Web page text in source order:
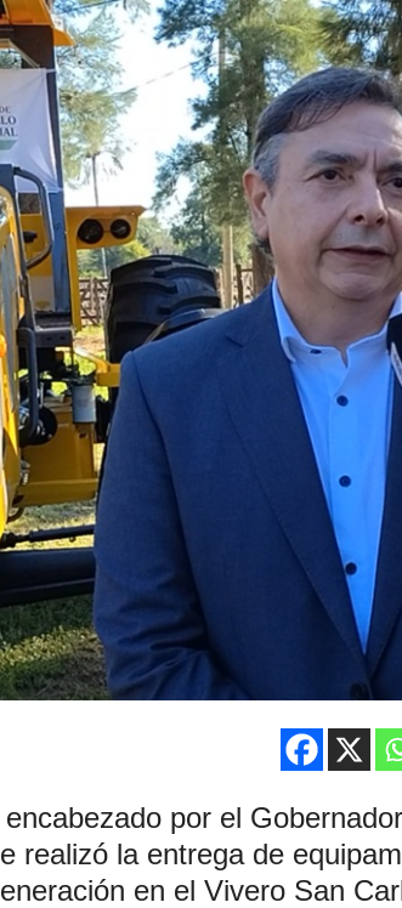
por el
realizó la entrega de
en el Vivero San